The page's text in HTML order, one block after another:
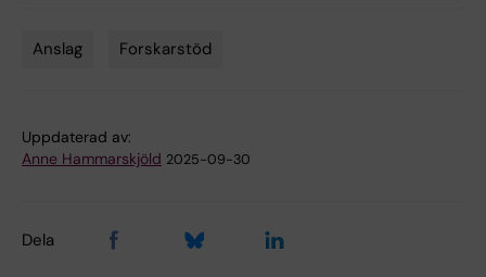
Anslag Forskarstöd
Uppdaterad av:
Anne Hammarskjöld 2025-09-30
Dela